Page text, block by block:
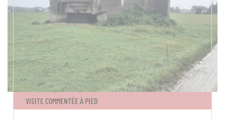
VISITE COMMENTÉE À PIED